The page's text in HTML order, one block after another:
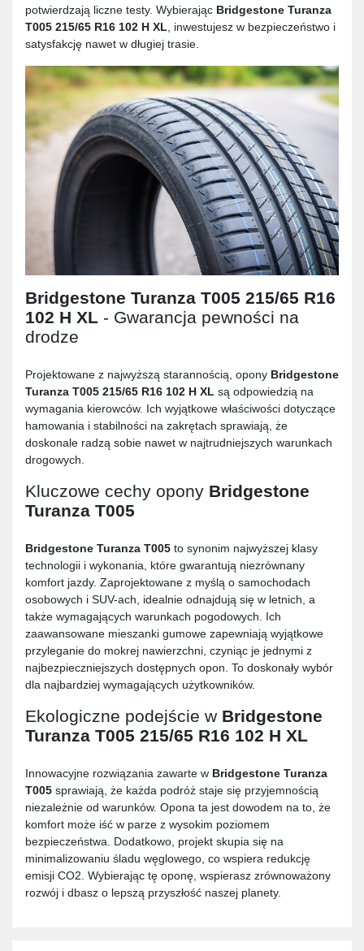
potwierdzają liczne testy. Wybierając Bridgestone Turanza
T005 215/65 R16 102 H XL, inwestujesz w bezpieczeństwo i
satysfakcję nawet w długiej trasie.
Bridgestone Turanza T005 215/65 R16
102 H XL - Gwarancja pewności na
drodze
Projektowane z najwyższą starannością, opony Bridgestone
Turanza T005 215/65 R16 102 H XL są odpowiedzią na
wymagania kierowców. Ich wyjątkowe właściwości dotyczące
hamowania i stabilności na zakrętach sprawiają, że
doskonale radzą sobie nawet w najtrudniejszych warunkach
drogowych.
Kluczowe cechy opony Bridgestone
Turanza T005
Bridgestone Turanza T005 to synonim najwyższej klasy
technologii i wykonania, które gwarantują niezrównany
komfort jazdy. Zaprojektowane z myślą o samochodach
osobowych i SUV-ach, idealnie odnajdują się w letnich, a
także wymagających warunkach pogodowych. Ich
zaawansowane mieszanki gumowe zapewniają wyjątkowe
przyleganie do mokrej nawierzchni, czyniąc je jednymi z
najbezpieczniejszych dostępnych opon. To doskonały wybór
dla najbardziej wymagających użytkowników.
Ekologiczne podejście w Bridgestone
Turanza T005 215/65 R16 102 H XL
Innowacyjne rozwiązania zawarte w Bridgestone Turanza
T005 sprawiają, że każda podróż staje się przyjemnością
niezależnie od warunków. Opona ta jest dowodem na to, że
komfort może iść w parze z wysokim poziomem
bezpieczeństwa. Dodatkowo, projekt skupia się na
minimalizowaniu śladu węglowego, co wspiera redukcję
emisji CO2. Wybierając tę oponę, wspierasz zrównoważony
rozwój i dbasz o lepszą przyszłość naszej planety.